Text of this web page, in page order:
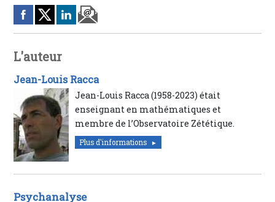
L'auteur
Jean-Louis Racca
Jean-Louis Racca (1958-2023) était
enseignant en mathématiques et
membre de l’Observatoire Zététique.
Plus d'informations
Psychanalyse